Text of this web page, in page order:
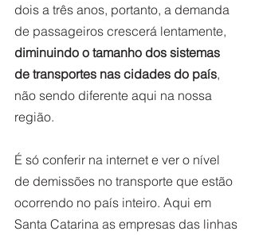
dois a três anos, portanto, a demanda
de passageiros crescerá lentamente,
diminuindo o tamanho dos sistemas
de transportes nas cidades do país,
não sendo diferente aqui na nossa
região.
É só conferir na internet e ver o nível
de demissões no transporte que estão
ocorrendo no país inteiro. Aqui em
Santa Catarina as empresas das linhas